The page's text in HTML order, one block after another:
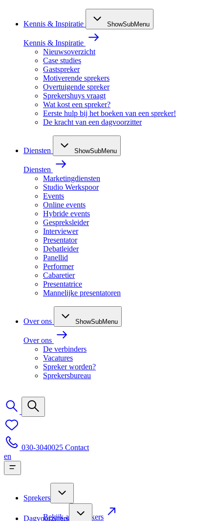
Kennis & Inspiratie ShowSubMenu
Kennis & Inspiratie
Nieuwsoverzicht
Case studies
Gastspreker
Motiverende sprekers
Overtuigende spreker
Sprekershuys vraagt
Wat kost een spreker?
Eerste hulp bij het boeken van een spreker!
De kracht van een dagvoorzitter
Diensten ShowSubMenu
Diensten
Marketingdiensten
Studio Werkspoor
Events
Online events
Hybride events
Gespreksleider
Interviewer
Presentator
Debatleider
Panellid
Performer
Cabaretier
Presentatrice
Mannelijke presentatoren
Over ons ShowSubMenu
Over ons
De verbinders
Vacatures
Spreker worden?
Sprekersbureau
030-3040025 Contact
en
Sprekers
Bekijk alle sprekers
Dagvoorzitters